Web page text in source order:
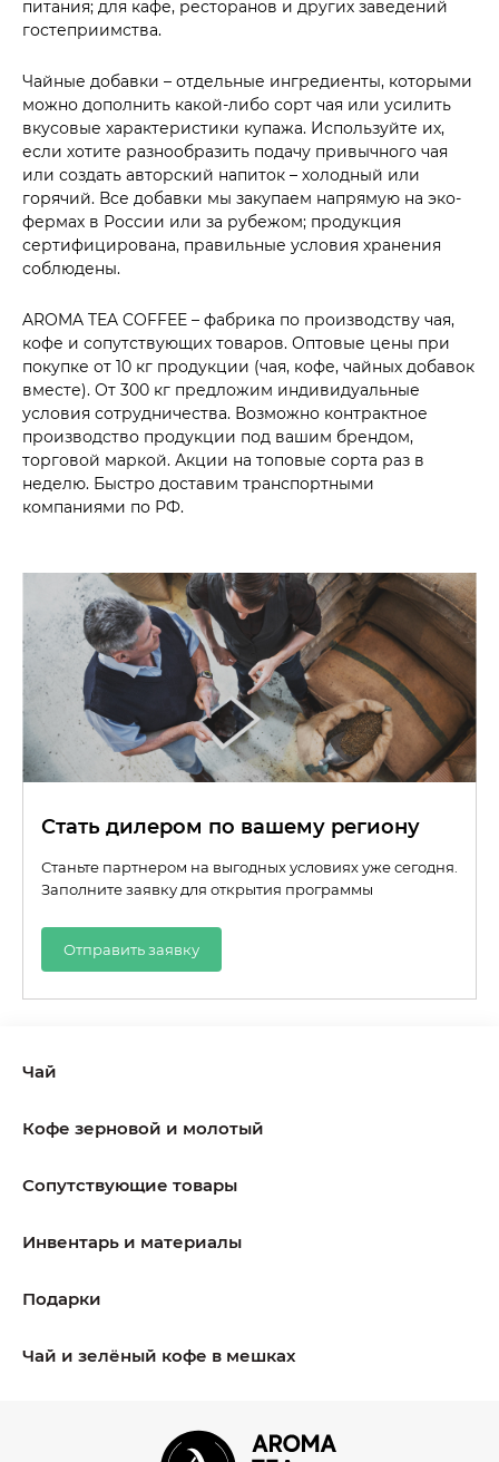
питания; для кафе, ресторанов и других заведений
гостеприимства.
Чайные добавки – отдельные ингредиенты, которыми
можно дополнить какой-либо сорт чая или усилить
вкусовые характеристики купажа. Используйте их,
если хотите разнообразить подачу привычного чая
или создать авторский напиток – холодный или
горячий. Все добавки мы закупаем напрямую на эко-
фермах в России или за рубежом; продукция
сертифицирована, правильные условия хранения
соблюдены.
AROMA TEA COFFEE – фабрика по производству чая,
кофе и сопутствующих товаров. Оптовые цены при
покупке от 10 кг продукции (чая, кофе, чайных добавок
вместе). От 300 кг предложим индивидуальные
условия сотрудничества. Возможно контрактное
производство продукции под вашим брендом,
торговой маркой. Акции на топовые сорта раз в
неделю. Быстро доставим транспортными
компаниями по РФ.
Стать дилером по вашему региону
Станьте партнером на выгодных условиях уже сегодня.
Заполните заявку для открытия программы
Отправить заявку
Чай
Кофе зерновой и молотый
Сопутствующие товары
Инвентарь и материалы
Подарки
Чай и зелёный кофе в мешках